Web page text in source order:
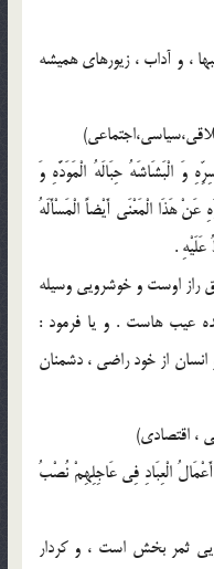
، و آداب ، زیورهاى همیشه
وَ الْبَشَاشَهُ حِبَالَهُ الْمَوَدَّهِ وَ
عَنْ هَذَا الْمَعْنَى أَیْضاً الْمَسْأَلَهُ
.
راز اوست و خوشرویى وسیله
عیب هاست . و یا فرمود :
از خود راضى ، دشمنان
الْعِبَادِ فِى عَاجِلِهِمْ نُصْبُ
ثمر بخش است ، و کردار